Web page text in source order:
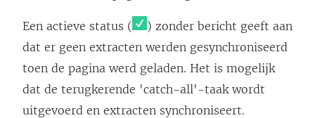
Een actieve status (
) zonder bericht geeft aan
dat er geen extracten werden gesynchroniseerd
toen de pagina werd geladen. Het is mogelijk
dat de terugkerende 'catch-all'-taak wordt
uitgevoerd en extracten synchroniseert.